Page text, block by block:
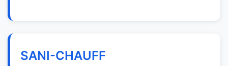
SANI-CHAUFF